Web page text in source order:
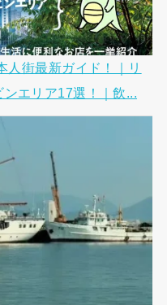
人街最新ガイド！｜リ
エリア17選！｜飲...